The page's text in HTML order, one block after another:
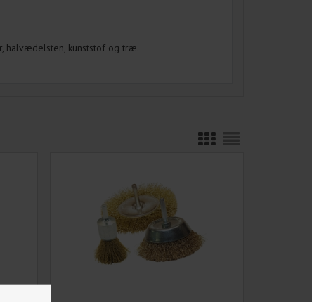
halvædelsten, kunststof og træ.